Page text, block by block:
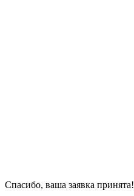
Спасибо, ваша заявка принята!